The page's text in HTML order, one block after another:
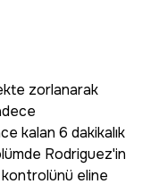
zorlanarak
kalan 6 dakikalık
Rodriguez'in
eline